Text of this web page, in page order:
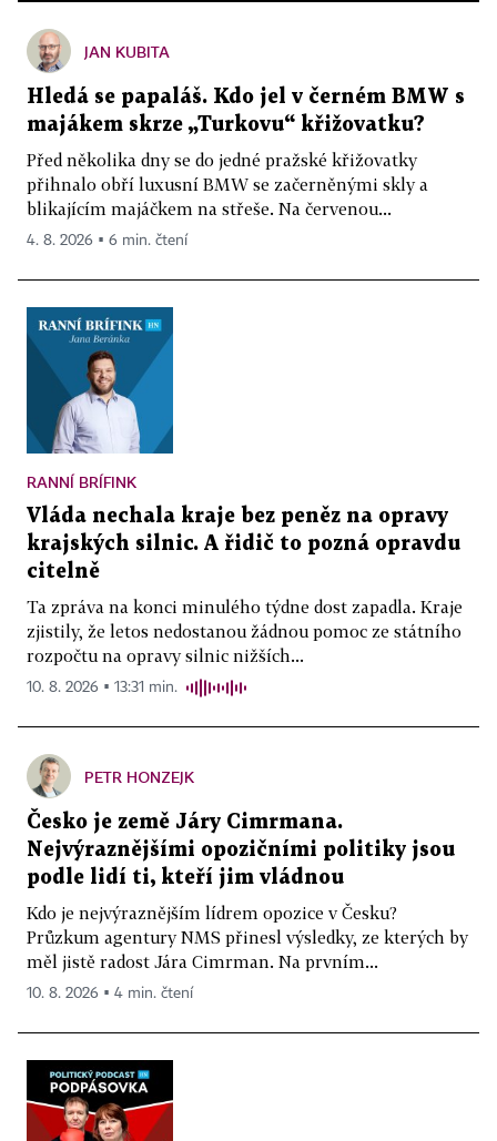
JAN KUBITA
Hledá se papaláš. Kdo jel v černém BMW s
majákem skrze „Turkovu“ křižovatku?
Před několika dny se do jedné pražské křižovatky
přihnalo obří luxusní BMW se začerněnými skly a
blikajícím majáčkem na střeše. Na červenou...
4. 8. 2026 ▪ 6 min. čtení
RANNÍ BRÍFINK
Vláda nechala kraje bez peněz na opravy
krajských silnic. A řidič to pozná opravdu
citelně
Ta zpráva na konci minulého týdne dost zapadla. Kraje
zjistily, že letos nedostanou žádnou pomoc ze státního
rozpočtu na opravy silnic nižších...
10. 8. 2026 ▪ 13:31 min.
PETR HONZEJK
Česko je země Járy Cimrmana.
Nejvýraznějšími opozičními politiky jsou
podle lidí ti, kteří jim vládnou
Kdo je nejvýraznějším lídrem opozice v Česku?
Průzkum agentury NMS přinesl výsledky, ze kterých by
měl jistě radost Jára Cimrman. Na prvním...
10. 8. 2026 ▪ 4 min. čtení